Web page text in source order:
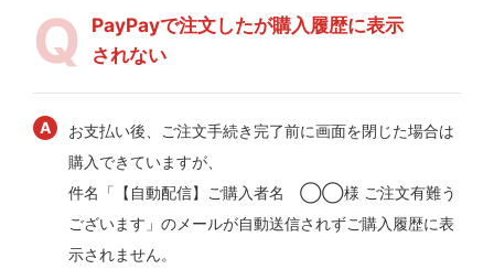
PayPayで注文したが購入履歴に表示
されない
お支払い後、ご注文手続き完了前に画面を閉じた場合は
購入できていますが、
件名「【自動配信】ご購入者名 ◯◯様 ご注文有難う
ございます」のメールが自動送信されずご購入履歴に表
示されません。